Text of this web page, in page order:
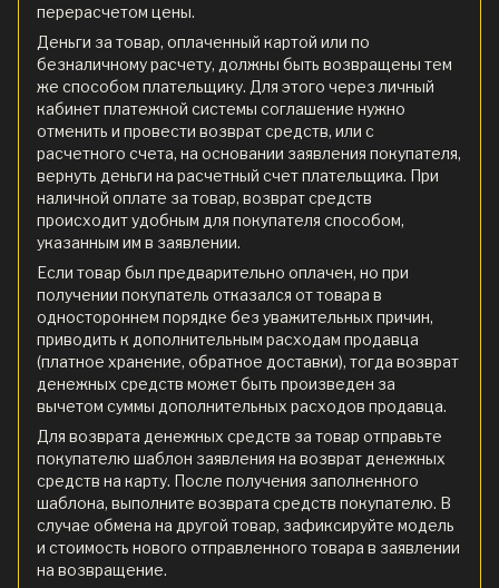
перерасчетом цены.
Деньги за товар, оплаченный картой или по
безналичному расчету, должны быть возвращены тем
же способом плательщику. Для этого через личный
кабинет платежной системы соглашение нужно
отменить и провести возврат средств, или с
расчетного счета, на основании заявления покупателя,
вернуть деньги на расчетный счет плательщика. При
наличной оплате за товар, возврат средств
происходит удобным для покупателя способом,
указанным им в заявлении.
Если товар был предварительно оплачен, но при
получении покупатель отказался от товара в
одностороннем порядке без уважительных причин,
приводить к дополнительным расходам продавца
(платное хранение, обратное доставки), тогда возврат
денежных средств может быть произведен за
вычетом суммы дополнительных расходов продавца.
Для возврата денежных средств за товар отправьте
покупателю шаблон заявления на возврат денежных
средств на карту. После получения заполненного
шаблона, выполните возврата средств покупателю. В
случае обмена на другой товар, зафиксируйте модель
и стоимость нового отправленного товара в заявлении
на возвращение.